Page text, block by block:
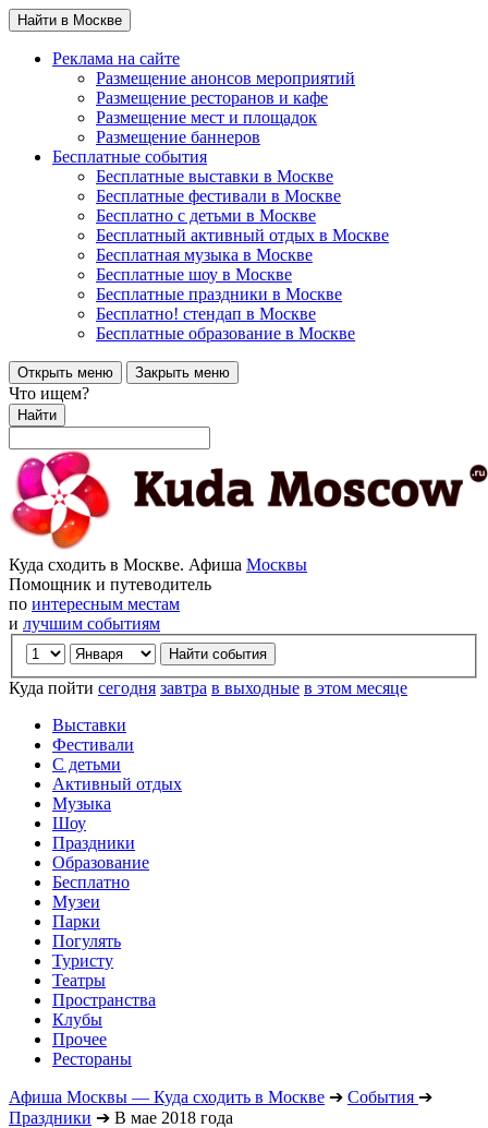
Найти в Москве
Реклама на сайте
Размещение анонсов мероприятий
Размещение ресторанов и кафе
Размещение мест и площадок
Размещение баннеров
Бесплатные события
Бесплатные выставки в Москве
Бесплатные фестивали в Москве
Бесплатно с детьми в Москве
Бесплатный активный отдых в Москве
Бесплатная музыка в Москве
Бесплатные шоу в Москве
Бесплатные праздники в Москве
Бесплатно! стендап в Москве
Бесплатные образование в Москве
Открыть меню Закрыть меню
Что ищем?
Найти
Куда сходить в Москве. Афиша Москвы
Помощник и путеводитель
по интересным местам
и лучшим событиям
Куда пойти сегодня завтра в выходные в этом месяце
Выставки
Фестивали
С детьми
Активный отдых
Музыка
Шоу
Праздники
Образование
Бесплатно
Музеи
Парки
Погулять
Туристу
Театры
Пространства
Клубы
Прочее
Рестораны
Афиша Москвы — Куда сходить в Москве ➔ События ➔
Праздники ➔ В мае 2018 года